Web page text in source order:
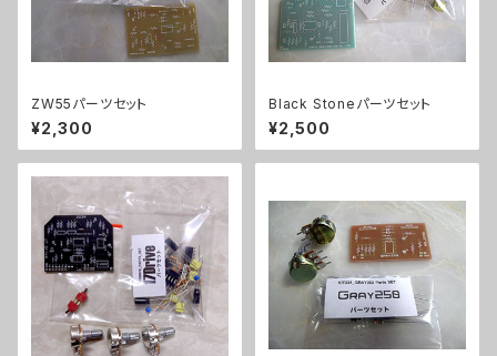
ZW55パーツセット
¥2,300
Black Stoneパーツセット
¥2,500